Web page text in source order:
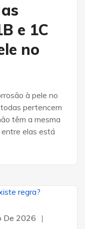
e 1C
no
à pele no
pertencem
têm a mesma
elas está
De 2026